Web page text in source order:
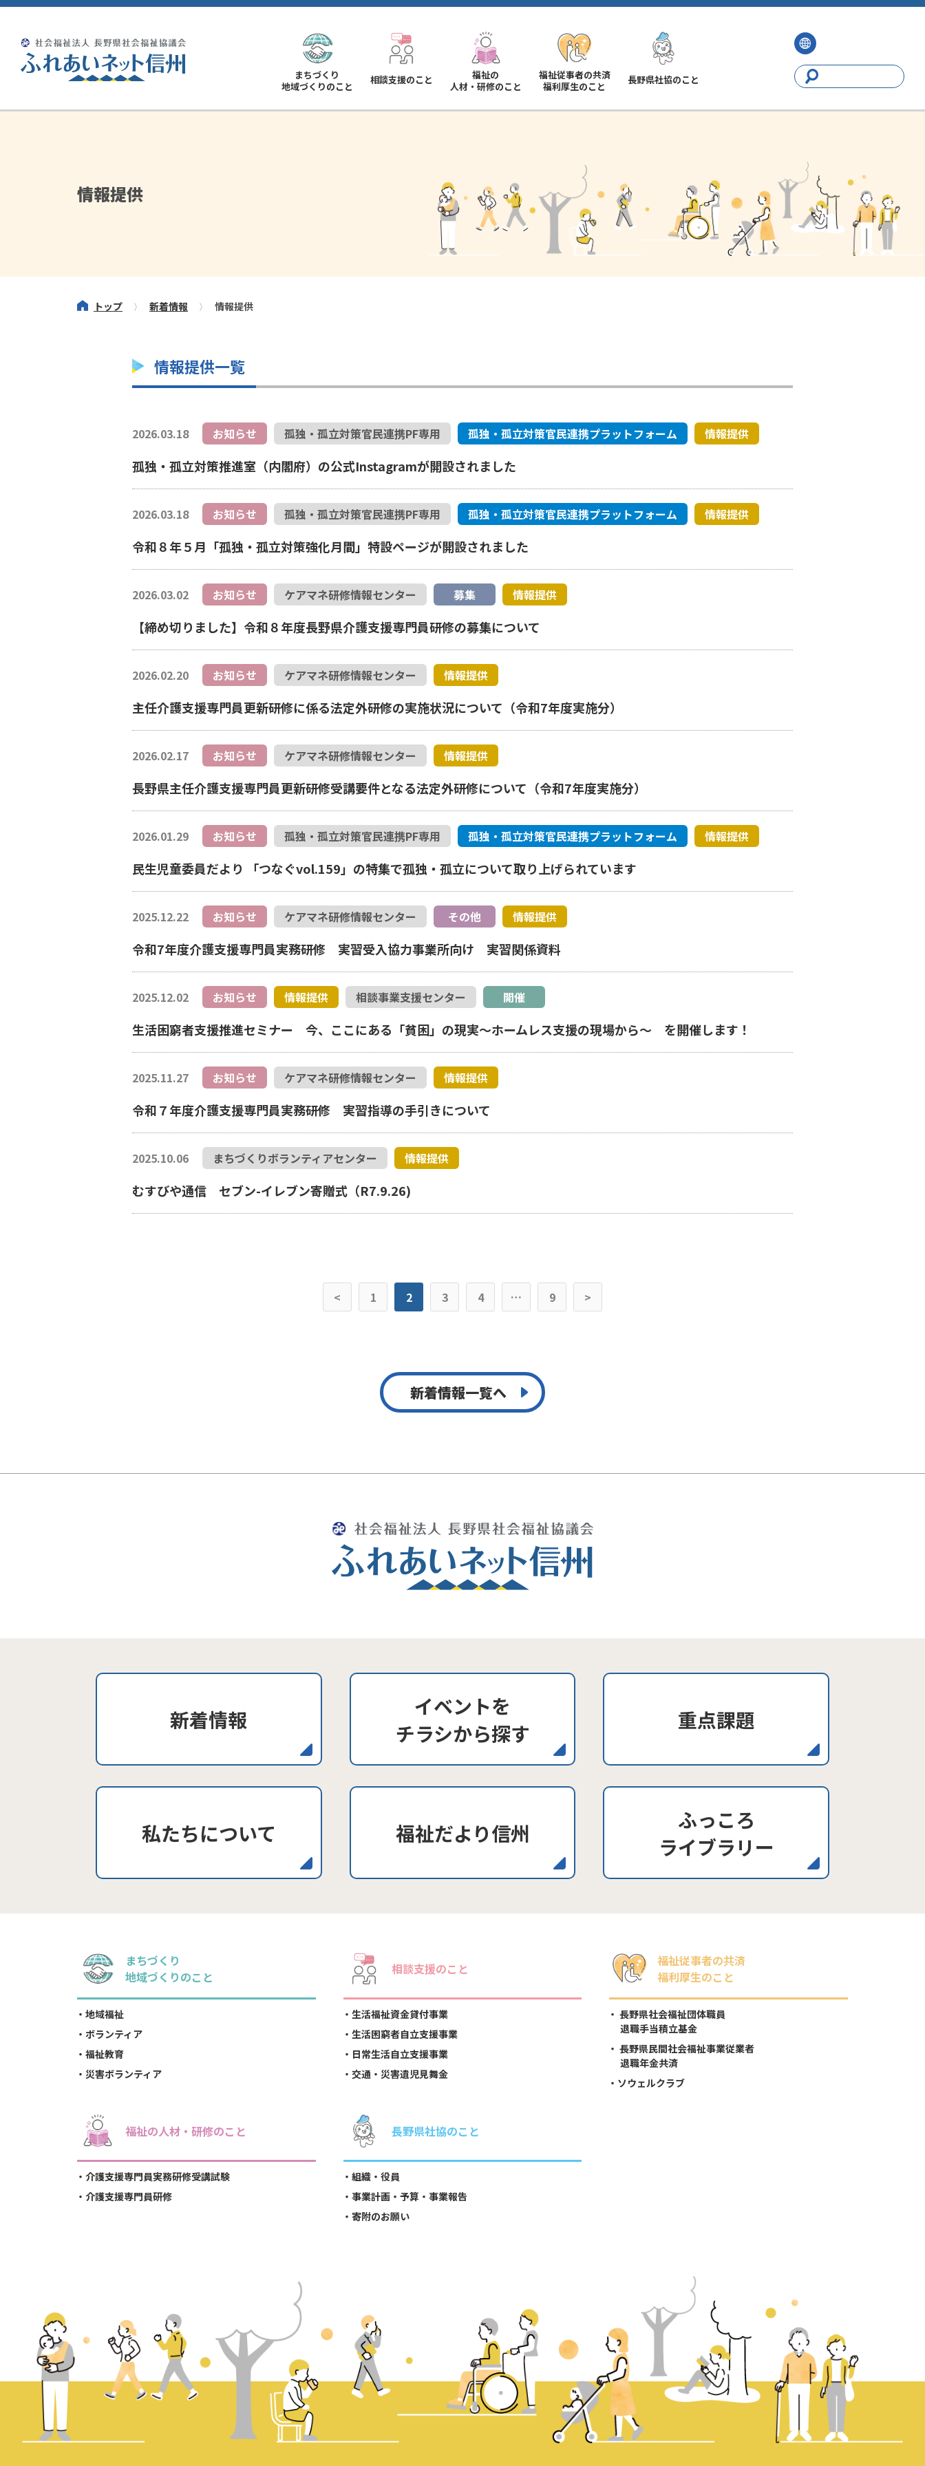
まちづくり
地域づくりのこと
相談支援のこと
福祉の
人材・研修のこと
福祉従事者の共済
福利厚生のこと
長野県社協のこと
情報提供
トップ 新着情報 情報提供
情報提供一覧
2026.03.18 お知らせ 孤独・孤立対策官民連携PF専用 孤独・孤立対策官民連携プラットフォーム 情報提供
孤独・孤立対策推進室（内閣府）の公式Instagramが開設されました
2026.03.18 お知らせ 孤独・孤立対策官民連携PF専用 孤独・孤立対策官民連携プラットフォーム 情報提供
令和８年５月「孤独・孤立対策強化月間」特設ページが開設されました
2026.03.02 お知らせ ケアマネ研修情報センター 募集 情報提供
【締め切りました】令和８年度長野県介護支援専門員研修の募集について
2026.02.20 お知らせ ケアマネ研修情報センター 情報提供
主任介護支援専門員更新研修に係る法定外研修の実施状況について（令和7年度実施分）
2026.02.17 お知らせ ケアマネ研修情報センター 情報提供
長野県主任介護支援専門員更新研修受講要件となる法定外研修について（令和7年度実施分）
2026.01.29 お知らせ 孤独・孤立対策官民連携PF専用 孤独・孤立対策官民連携プラットフォーム 情報提供
民生児童委員だより 「つなぐvol.159」の特集で孤独・孤立について取り上げられています
2025.12.22 お知らせ ケアマネ研修情報センター その他 情報提供
令和7年度介護支援専門員実務研修 実習受入協力事業所向け 実習関係資料
2025.12.02 お知らせ 情報提供 相談事業支援センター 開催
生活困窮者支援推進セミナー 今、ここにある「貧困」の現実～ホームレス支援の現場から～ を開催します！
2025.11.27 お知らせ ケアマネ研修情報センター 情報提供
令和７年度介護支援専門員実務研修 実習指導の手引きについて
2025.10.06 まちづくりボランティアセンター 情報提供
むすびや通信 セブン-イレブン寄贈式（R7.9.26)
< 1 2 3 4 … 9 >
新着情報一覧へ
新着情報
イベントを
チラシから探す
重点課題
私たちについて 福祉だより信州
ふっころ
ライブラリー
まちづくり
地域づくりのこと
地域福祉
ボランティア
福祉教育
災害ボランティア
相談支援のこと
生活福祉資金貸付事業
生活困窮者自立支援事業
日常生活自立支援事業
交通・災害遺児見舞金
福祉従事者の共済
福利厚生のこと
長野県社会福祉団体職員
退職手当積立基金
長野県民間社会福祉事業従業者
退職年金共済
ソウェルクラブ
福祉の人材・研修のこと
介護支援専門員実務研修受講試験
介護支援専門員研修
長野県社協のこと
組織・役員
事業計画・予算・事業報告
寄附のお願い